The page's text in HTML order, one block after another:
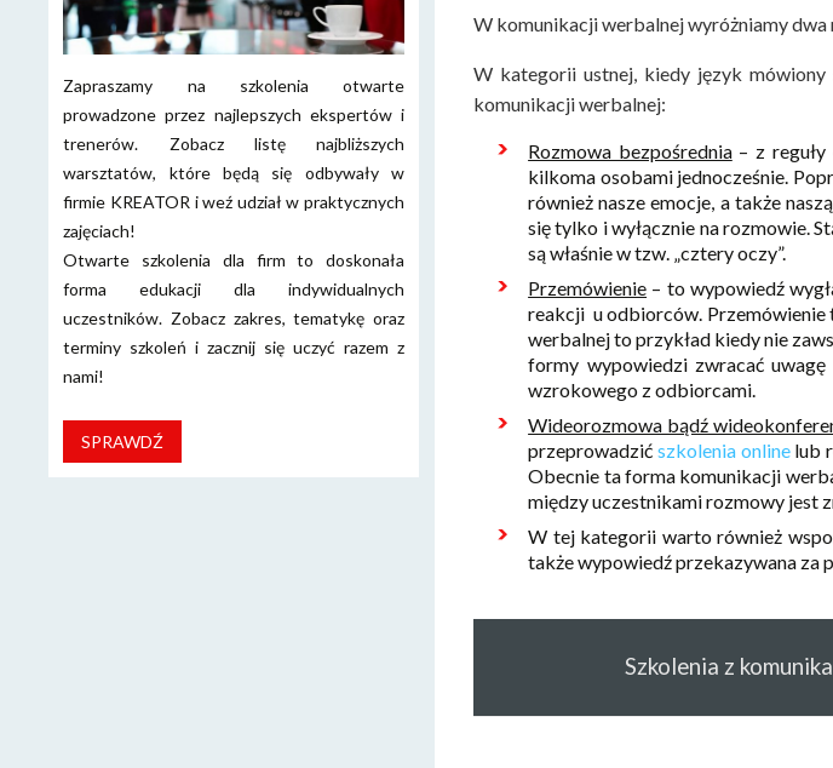
W komunikacji werbalnej wyróżniamy
W kategorii ustnej, kiedy język mówiony
komunikacji werbalnej:
Rozmowa bezpośrednia– z reguły
kilkoma osobami jednocześnie.
również nasze emocje, a także
się tylko i wyłącznie na rozmowie.
są właśnie w tzw. „cztery oczy”.
Przemówienie – to wypowiedź
reakcji u odbiorców. Przemówienie
werbalnej to przykład kiedy nie
formy wypowiedzi zwracać
wzrokowego z odbiorcami.
Wideorozmowa bądź
przeprowadzić szkolenia onlinelub
Obecnie ta forma komunikacji
między uczestnikami rozmowy jest
W tej kategorii warto również
także wypowiedź przekazywana za
Szkolenia z
Zapraszamy na szkolenia otwarte
prowadzone przez najlepszych ekspertów i
trenerów. Zobacz listę najbliższych
warsztatów, które będą się odbywały w
firmie KREATOR i weź udział w praktycznych
zajęciach!
Otwarte szkolenia dla firm to doskonała
forma edukacji dla indywidualnych
uczestników. Zobacz zakres, tematykę oraz
terminy szkoleń i zacznij się uczyć razem z
nami!
SPRAWDŹ